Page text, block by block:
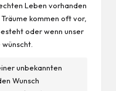
Leben vorhanden
kommen oft vor,
oder wenn unser
unbekannten
Wunsch